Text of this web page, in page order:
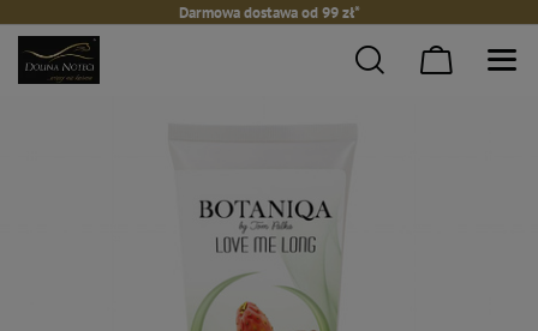
Darmowa dostawa od 99 zł*